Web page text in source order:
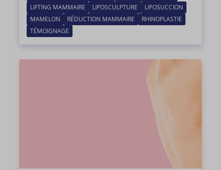
LIFTING MAMMAIRE
LIPOSCULPTURE
LIPOSUCCION
MAMELON
RÉDUCTION MAMMAIRE
RHINOPLASTIE
TÉMOIGNAGE